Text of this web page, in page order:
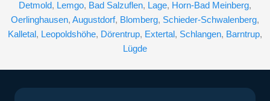
Detmold, Lemgo, Bad Salzuflen, Lage, Horn-Bad Meinberg,
Oerlinghausen, Augustdorf, Blomberg, Schieder-Schwalenberg,
Kalletal , Leopoldshöhe, Dörentrup, Extertal , Schlangen, Barntrup,
Lügde